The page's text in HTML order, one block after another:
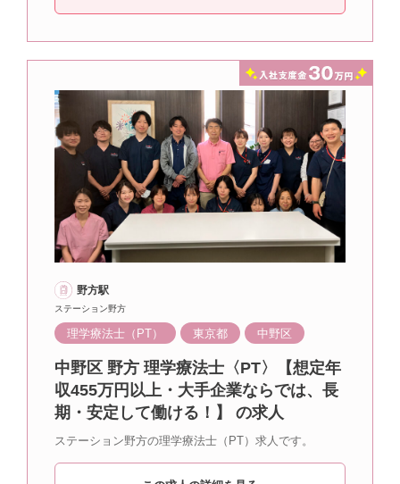
野方駅
ステーション野方
理学療法士（PT） 東京都 中野区
中野区 野方 理学療法士〈PT〉【想定年
収455万円以上・大手企業ならでは、長
期・安定して働ける！】 の求人
ステーション野方の理学療法士（PT）求人です。